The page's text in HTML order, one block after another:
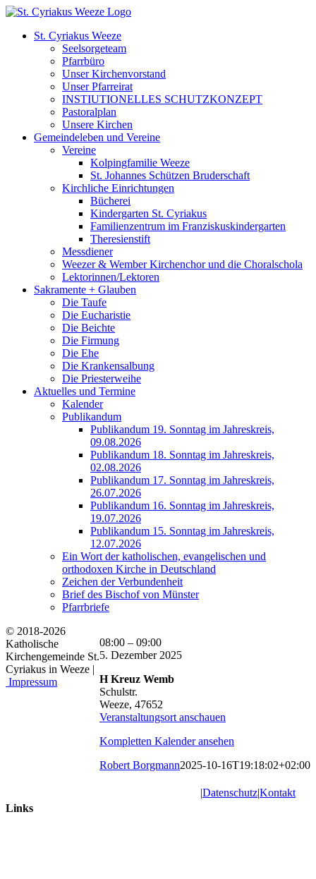
Zum
springenSt. Cyriakus Weeze
Seelsorgeteam
Pfarrbüro
Unser Kirchenvorstand
Unser Pfarreirat
INSTIUTIONELLES SCHUTZKONZEPT
Pastoralplan
Unsere Kirchen
Gemeindeleben und Vereine
Vereine
Kolpingfamilie Weeze
St. Johannes Schützen Bruderschaft
Kirchliche Einrichtungen
Bücherei
Kindergarten St. Cyriakus
Familienzentrum im Franziskuskindergarten
Theresienstift
Messdiener
Weezer & Wember Kirchenchor und die Choralschola
Lektorinnen/Lektoren
Sakramente + Glauben
Die Taufe
Die Eucharistie
Die Beichte
Die Firmung
Die Ehe
Die Krankensalbung
Die Priesterweihe
Aktuelles und Termine
Kalender
Publikandum
Publikandum 19. Sonntag im Jahreskreis,
09.08.2026
Publikandum 18. Sonntag im Jahreskreis,
02.08.2026
Publikandum 17. Sonntag im Jahreskreis,
26.07.2026
Publikandum 16. Sonntag im Jahreskreis,
19.07.2026
Publikandum 15. Sonntag im Jahreskreis,
12.07.2026
Ein Wort der katholischen, evangelischen und
orthodoxen Kirche in Deutschland
Zeichen der Verbundenheit
Brief des Bischof von Münster
Pfarrbriefe
Hl.
Kreuz:
08:00 – 09:00
5. Dezember 2025
H Kreuz Wemb
Schulstr.
Weeze, 47652
Veranstaltungsort anschauen
Kompletten Kalender ansehen
Robert Borgmann2025-10-16T19:18:02+02:00
Links
© 2018-2026
Katholische
Kirchengemeinde St.
Cyriakus in Weeze |
Impressum
|Datenschutz|Kontakt